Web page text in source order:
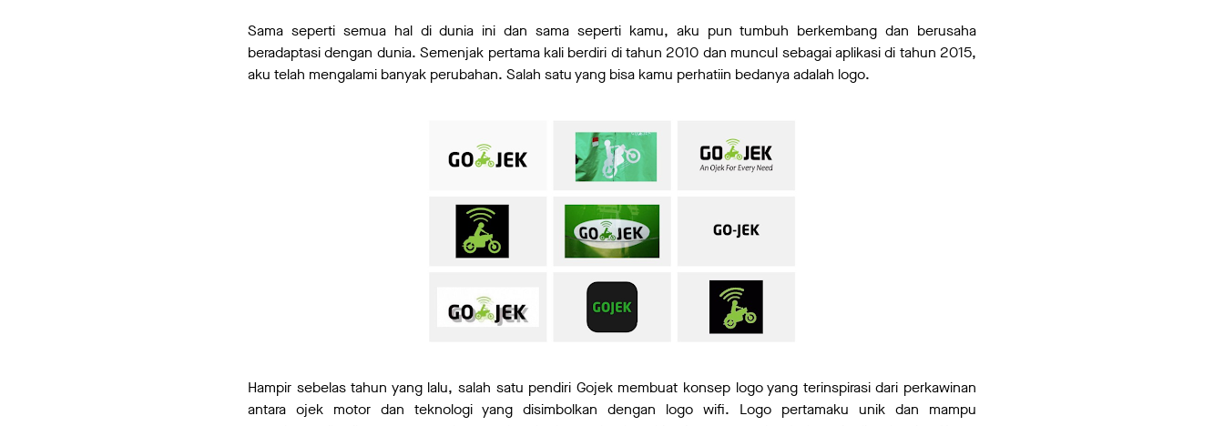
Sama seperti semua hal di dunia ini dan sama seperti kamu, aku pun tumbuh berkembang dan berusaha
beradaptasi dengan dunia. Semenjak pertama kali berdiri di tahun 2010 dan muncul sebagai aplikasi di tahun 2015,
aku telah mengalami banyak perubahan. Salah satu yang bisa kamu perhatiin bedanya adalah logo.
Hampir sebelas tahun yang lalu, salah satu pendiri Gojek membuat konsep logo yang terinspirasi dari perkawinan
antara ojek motor dan teknologi yang disimbolkan dengan logo wifi. Logo pertamaku unik dan mampu